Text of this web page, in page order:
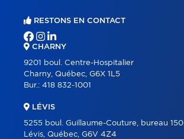
RESTONS EN CONTACT
CHARNY
9201 boul. Centre-Hospitalier
Charny, Québec, G6X 1L5
Bur.: 418 832-1001
LÉVIS
5255 boul. Guillaume-Couture, bureau 150
Lévis, Québec, G6V 4Z4